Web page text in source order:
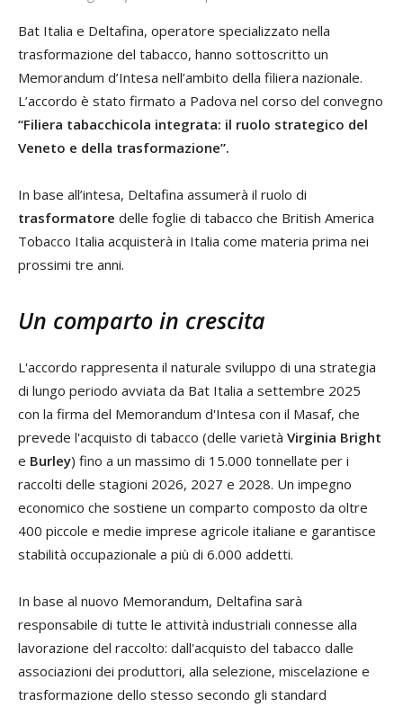
Bat Italia e Deltafina, operatore specializzato nella
trasformazione del tabacco, hanno sottoscritto un
Memorandum d’Intesa nell’ambito della filiera nazionale.
L’accordo è stato firmato a Padova nel corso del convegno
“Filiera tabacchicola integrata: il ruolo strategico del
Veneto e della trasformazione”.
In base all’intesa, Deltafina assumerà il ruolo di
trasformatore delle foglie di tabacco che British America
Tobacco Italia acquisterà in Italia come materia prima nei
prossimi tre anni.
Un comparto in crescita
L'accordo rappresenta il naturale sviluppo di una strategia
di lungo periodo avviata da Bat Italia a settembre 2025
con la firma del Memorandum d'Intesa con il Masaf, che
prevede l'acquisto di tabacco (delle varietà Virginia Bright
e Burley) fino a un massimo di 15.000 tonnellate per i
raccolti delle stagioni 2026, 2027 e 2028. Un impegno
economico che sostiene un comparto composto da oltre
400 piccole e medie imprese agricole italiane e garantisce
stabilità occupazionale a più di 6.000 addetti.
In base al nuovo Memorandum, Deltafina sarà
responsabile di tutte le attività industriali connesse alla
lavorazione del raccolto: dall'acquisto del tabacco dalle
associazioni dei produttori, alla selezione, miscelazione e
trasformazione dello stesso secondo gli standard